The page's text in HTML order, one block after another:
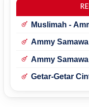
Muslimah -
Ammy
Ammy
Getar-Getar